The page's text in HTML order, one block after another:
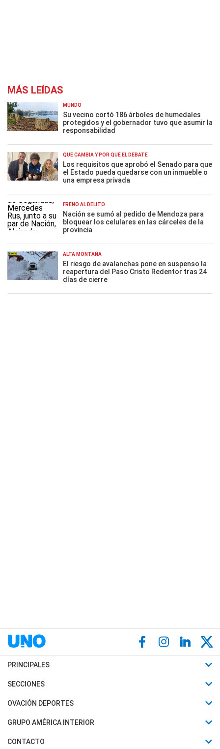
MÁS LEÍDAS
MUNDO
Su vecino cortó 186 árboles de humedales
protegidos y el gobernador tuvo que asumir la
responsabilidad
QUÉ CAMBIA Y POR QUÉ EL DEBATE
Los requisitos que aprobó el Senado para que
el Estado pueda quedarse con un inmueble o
una empresa privada
FRENO AL DELITO
Nación se sumó al pedido de Mendoza para
bloquear los celulares en las cárceles de la
provincia
ALTA MONTAÑA
El riesgo de avalanchas pone en suspenso la
reapertura del Paso Cristo Redentor tras 24
días de cierre
PRINCIPALES
Últimas Noticias
Política
Judiciales
SECCIONES
Horóscopo
Motores
OVACIÓN DEPORTES
Fútbol
Mundial
GRUPO AMÉRICA INTERIOR
Canal 7 en Vivo
CONTACTO